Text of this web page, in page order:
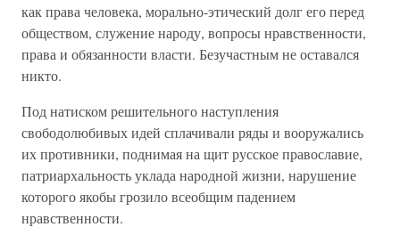
как права человека, морально-этический долг его перед
обществом, служение народу, вопросы нравственности,
права и обязанности власти. Безучастным не оставался
никто.
Под натиском решительного наступления
свободолюбивых идей сплачивали ряды и вооружались
их противники, поднимая на щит русское православие,
патриархальность уклада народной жизни, нарушение
которого якобы грозило всеобщим падением
нравственности.